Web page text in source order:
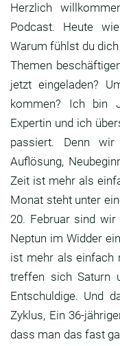
Herzlich
Podcast. Heute
Warum fühlst du dich
Themen
jetzt eingeladen?
kommen?
Ich bin
Expertin und ich
passiert. Denn
Auflösung,
Zeit ist mehr als
Monat steht unter
20. Februar sind
Neptun im Widder
ist mehr als einfach
treffen sich Saturn
Entschuldige. Und
Zyklus, Ein 36-
dass man das fast